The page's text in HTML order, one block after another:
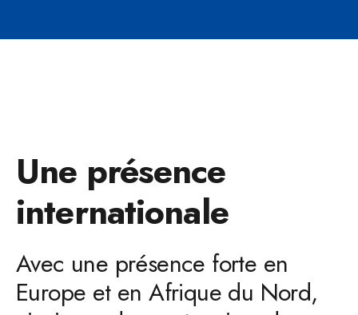
Une présence
internationale
Avec une présence forte en
Europe et en Afrique du Nord,